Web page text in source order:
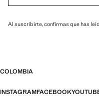
Al suscribirte, confirmas que has
COLOMBIA
INSTAGRAMFACEBOOK